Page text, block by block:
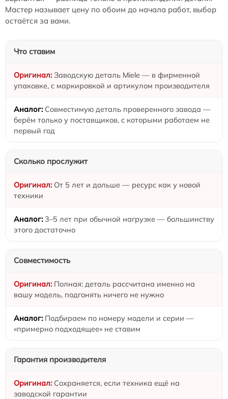
Мастер называет цену по обоим до начала работ, выбор
остаётся за вами.
Что ставим
Заводскую деталь Miele — в фирменной
упаковке, с маркировкой и артикулом производителя
Совместимую деталь проверенного завода —
берём только у поставщиков, с которыми работаем не
первый год
Сколько прослужит
От 5 лет и дольше — ресурс как у новой
техники
3–5 лет при обычной нагрузке — большинству
этого достаточно
Совместимость
Полная: деталь рассчитана именно на
вашу модель, подгонять ничего не нужно
Подбираем по номеру модели и серии —
«примерно подходящее» не ставим
Гарантия производителя
Сохраняется, если техника ещё на
заводской гарантии